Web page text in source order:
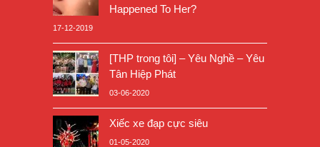
Happened To Her?
17-12-2019
[THP trong tôi] – Yêu Nghề – Yêu
Tân Hiệp Phát
03-06-2020
Xiếc xe đạp cực siêu
01-05-2020